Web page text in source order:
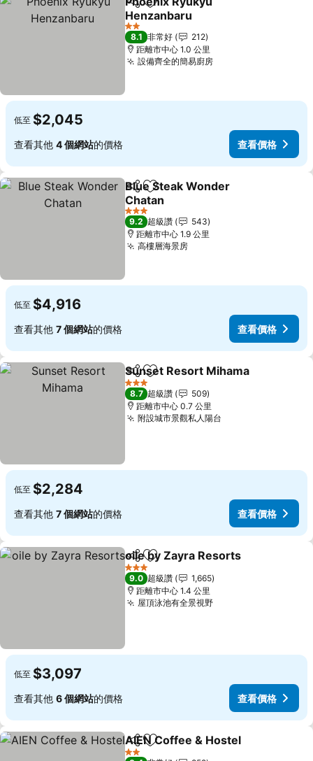
分享 加入我的最愛
Henzanbaru
查看價格
2 星級
8.1 非常好
212
距離市中心 1.0 公里
設備齊全的簡易廚房查看價格
低至 $2,045
查看其他 4 個網站的價格 查看價格
分享 加入我的最愛
Blue Steak Wonder
Chatan
查看價格
3 星級
9.2 超級讚
543
距離市中心 1.9 公里
高樓層海景房查看價格
低至 $4,916
查看其他 7 個網站的價格 查看價格
分享 加入我的最愛
Sunset Resort Mihama
3 星級
8.7 超級讚
509
距離市中心 0.7 公里
附設城市景觀私人陽台
低至 $2,284
查看其他 7 個網站的價格 查看價格
分享 加入我的最愛
oile by Zayra Resorts
3 星級
9.0 超級讚
1,665
距離市中心 1.4 公里
屋頂泳池有全景視野查看價格
低至 $3,097
查看其他 6 個網站的價格 查看價格
分享 加入我的最愛
AIEN Coffee & Hostel
2 星級